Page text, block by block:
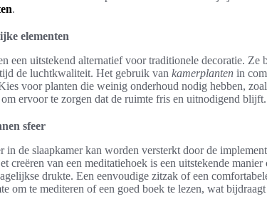
.
elementen
een uitstekend alternatief voor traditionele decoratie. Ze
de luchtkwaliteit. Het gebruik van kamerplanten in
voor planten die weinig onderhoud nodig hebben,
ervoor te zorgen dat de ruimte fris en uitnodigend blijft.
sfeer
in de slaapkamer kan worden versterkt door de
creëren van een meditatiehoek is een uitstekende
drukte. Een eenvoudige zitzak of een
om te mediteren of een goed boek te lezen, wat